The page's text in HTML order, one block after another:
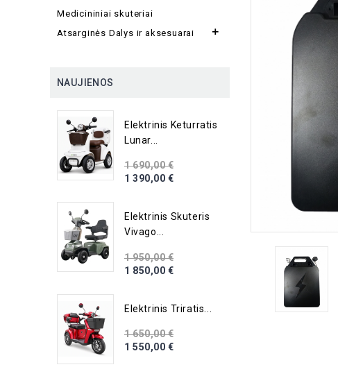
Medicininiai skuteriai
Atsarginės Dalys ir aksesuarai

NAUJIENOS
Elektrinis Keturratis
Lunar...
1 690,00 €
1 390,00 €
Elektrinis Skuteris
Vivago...
1 950,00 €
1 850,00 €
Elektrinis Triratis...
1 650,00 €
1 550,00 €